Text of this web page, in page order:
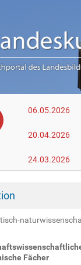
06.05.2026
20.04.2026
24.03.2026
Fächer